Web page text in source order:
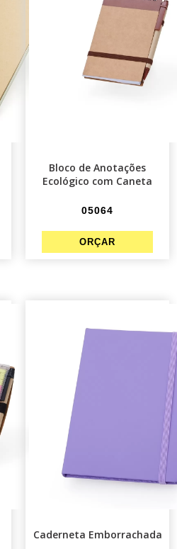
Bloco de Anotações
Ecológico com Caneta
05064
Caderneta Emborrachada